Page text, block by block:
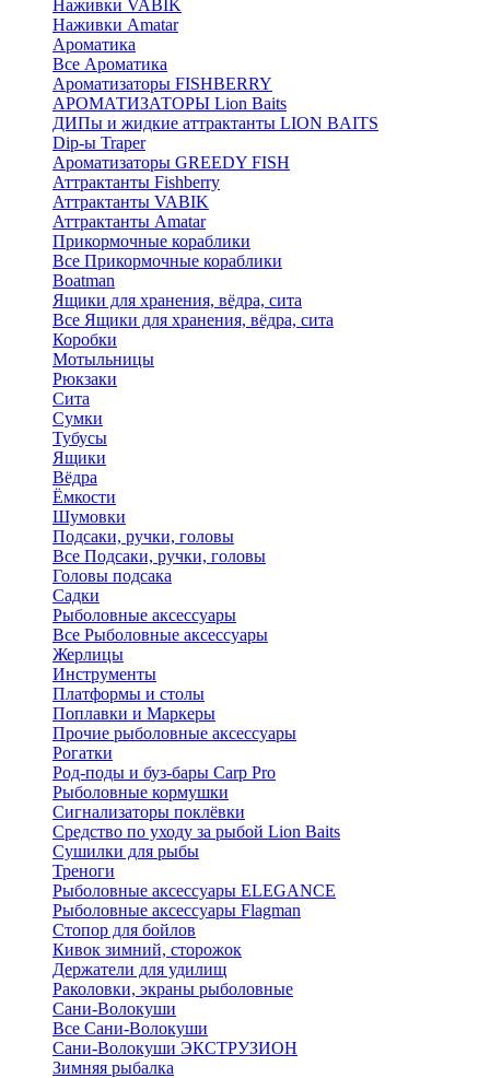
Наживки VABIK
Наживки Amatar
Ароматика
Все Ароматика
Ароматизаторы FISHBERRY
АРОМАТИЗАТОРЫ Lion Baits
ДИПы и жидкие аттрактанты LION BAITS
Dip-ы Traper
Ароматизаторы GREEDY FISH
Аттрактанты Fishberry
Аттрактанты VABIK
Аттрактанты Amatar
Прикормочные кораблики
Все Прикормочные кораблики
Boatman
Ящики для хранения, вёдра, сита
Все Ящики для хранения, вёдра, сита
Коробки
Мотыльницы
Рюкзаки
Сита
Сумки
Тубусы
Ящики
Вёдра
Ёмкости
Шумовки
Подсаки, ручки, головы
Все Подсаки, ручки, головы
Головы подсака
Садки
Рыболовные аксессуары
Все Рыболовные аксессуары
Жерлицы
Инструменты
Платформы и столы
Поплавки и Маркеры
Прочие рыболовные аксессуары
Рогатки
Род-поды и буз-бары Carp Pro
Рыболовные кормушки
Сигнализаторы поклёвки
Средство по уходу за рыбой Lion Baits
Сушилки для рыбы
Треноги
Рыболовные аксессуары ELEGANCE
Рыболовные аксессуары Flagman
Стопор для бойлов
Кивок зимний, сторожок
Держатели для удилищ
Раколовки, экраны рыболовные
Сани-Волокуши
Все Сани-Волокуши
Сани-Волокуши ЭКСТРУЗИОН
Зимняя рыбалка